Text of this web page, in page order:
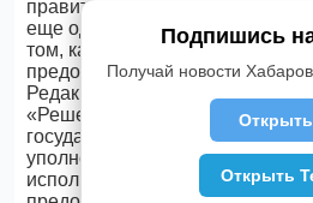
правительства и
еще одну поправку,
том, как и кем будет
предоставлении мер
Редакция принятой поправки
«Решение о предоставлении
государственной поддержки
уполномоченным
исполнительной власти края.
Подпишись
Получай новости
Открыть